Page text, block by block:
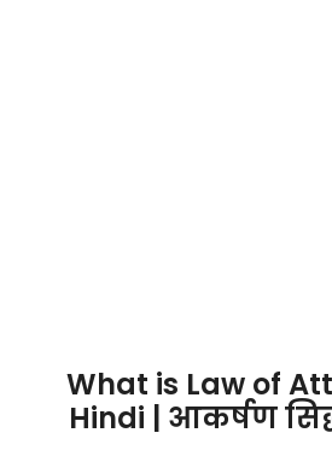
What is Law of
Hindi | आकर्षण